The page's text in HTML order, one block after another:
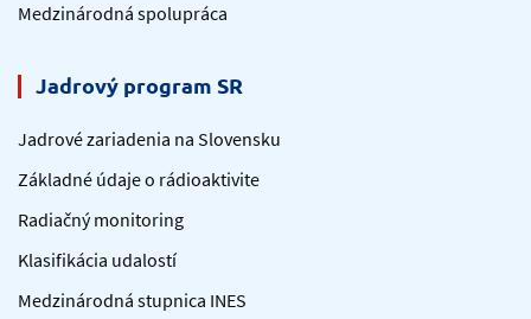
Medzinárodná spolupráca
Jadrový program SR
Jadrové zariadenia na Slovensku
Základné údaje o rádioaktivite
Radiačný monitoring
Klasifikácia udalostí
Medzinárodná stupnica INES